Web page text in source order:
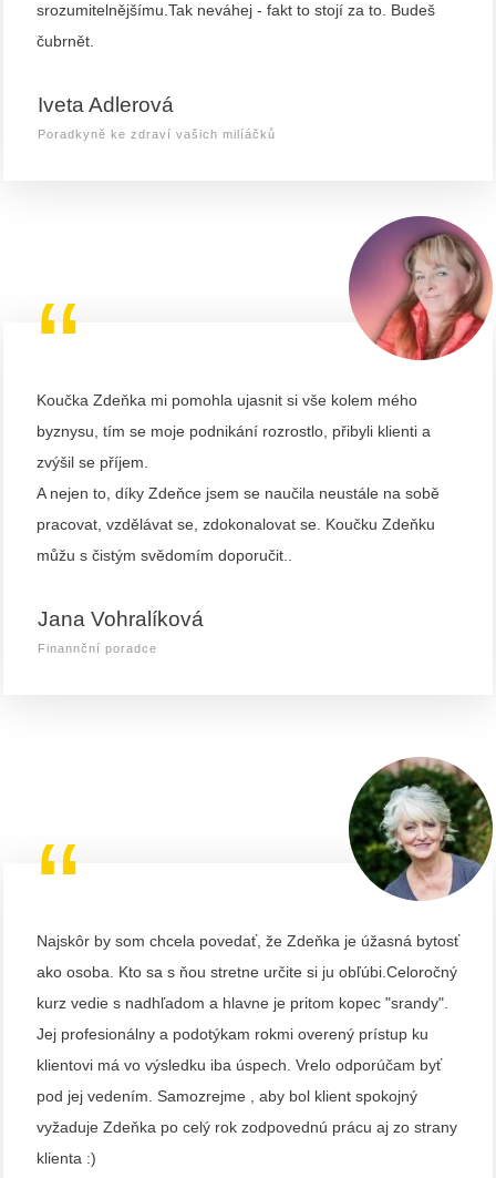
srozumitelnějšímu.Tak neváhej - fakt to stojí za to. Budeš
čubrnět.
Iveta Adlerová
Poradkyně ke zdraví vašich milíáčků
“
Koučka Zdeňka mi pomohla ujasnit si vše kolem mého
byznysu, tím se moje podnikání rozrostlo, přibyli klienti a
zvýšil se příjem.
A nejen to, díky Zdeňce jsem se naučila neustále na sobě
pracovat, vzdělávat se, zdokonalovat se. Koučku Zdeňku
můžu s čistým svědomím doporučit..
Jana Vohralíková
Finannční poradce
“
Najskôr by som chcela povedať, že Zdeňka je úžasná bytosť
ako osoba. Kto sa s ňou stretne určite si ju obľúbi.Celoročný
kurz vedie s nadhľadom a hlavne je pritom kopec "srandy".
Jej profesionálny a podotýkam rokmi overený prístup ku
klientovi má vo výsledku iba úspech. Vrelo odporúčam byť
pod jej vedením. Samozrejme , aby bol klient spokojný
vyžaduje Zdeňka po celý rok zodpovednú prácu aj zo strany
klienta :)